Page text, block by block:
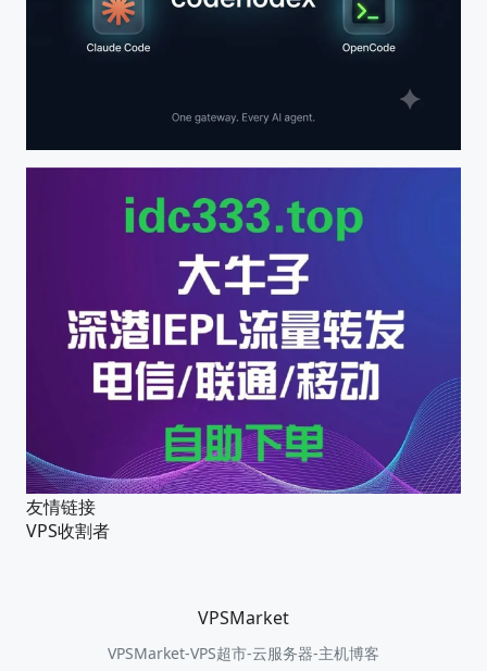
友情链接
VPS收割者
VPSMarket
VPSMarket-VPS超市-云服务器-主机博客